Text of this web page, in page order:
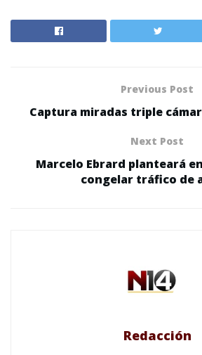
Previous Post
Captura miradas triple
Next Post
Marcelo Ebrard planteará
congelar tráfico de
Redacción